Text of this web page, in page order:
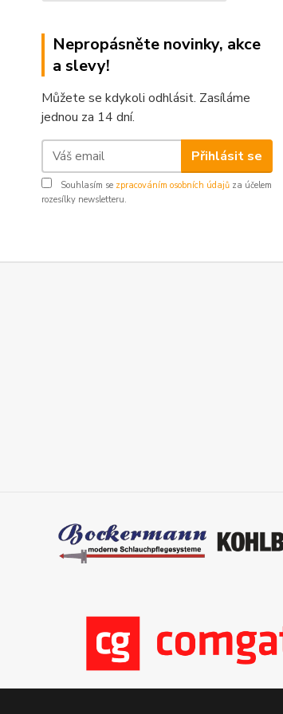
Nepropásněte novinky, akce
a slevy!
Můžete se kdykoli odhlásit. Zasíláme
jednou za 14 dní.
Přihlásit se
Souhlasím se zpracováním osobních údajů za účelem
rozesílky newsletteru.